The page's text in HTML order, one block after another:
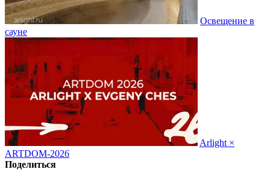
Освещение в
сауне
Arlight ×
ARTDOM-2026
Поделиться